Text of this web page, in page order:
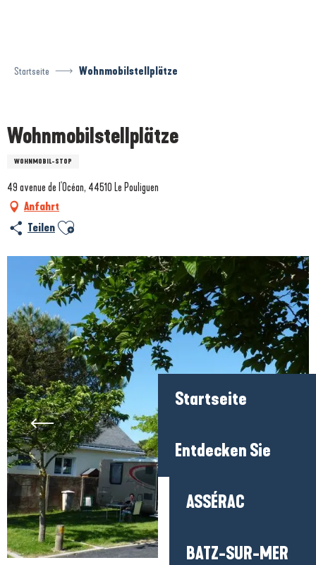
Startseite
Entdecken Sie
ASSÉRAC
BATZ-SUR-MER
Startseite Wohnmobilstellplätze
Wohnmobilstellplätze
WOHNMOBIL-STOP
49 avenue de l'Océan, 44510 Le Pouliguen
Anfahrt
Teilen Ajouter aux favoris